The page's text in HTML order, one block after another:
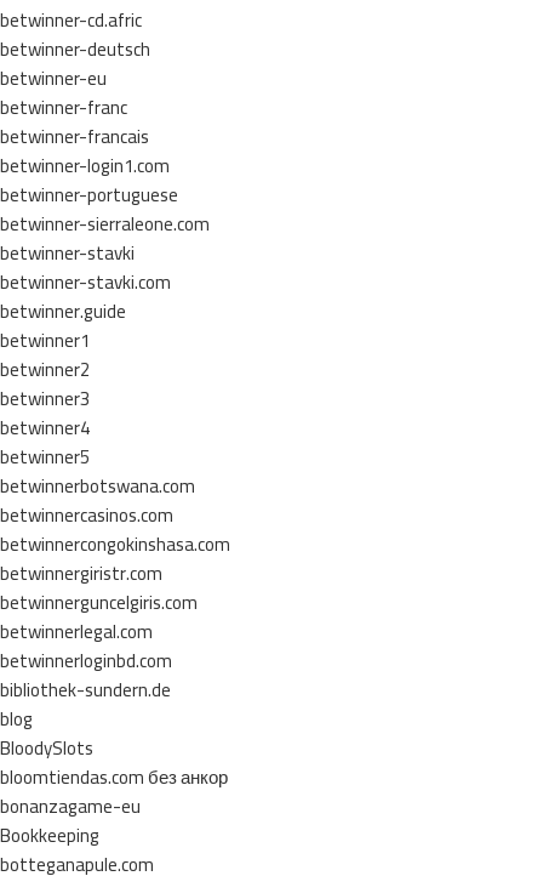
betwinner-cd.afric
betwinner-deutsch
betwinner-eu
betwinner-franc
betwinner-francais
betwinner-login1.com
betwinner-portuguese
betwinner-sierraleone.com
betwinner-stavki
betwinner-stavki.com
betwinner.guide
betwinner1
betwinner2
betwinner3
betwinner4
betwinner5
betwinnerbotswana.com
betwinnercasinos.com
betwinnercongokinshasa.com
betwinnergiristr.com
betwinnerguncelgiris.com
betwinnerlegal.com
betwinnerloginbd.com
bibliothek-sundern.de
blog
BloodySlots
bloomtiendas.com без анкор
bonanzagame-eu
Bookkeeping
botteganapule.com